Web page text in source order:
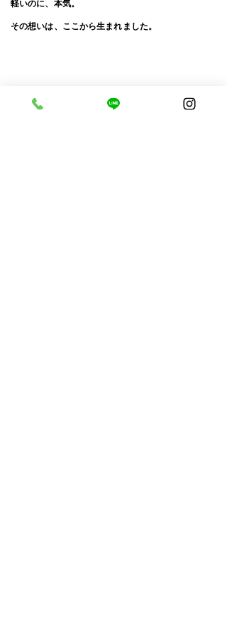
軽いのに、本気。
​その想いは、ここから生まれました。